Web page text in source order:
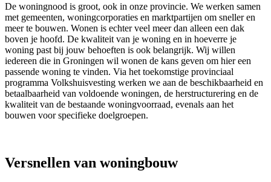
De woningnood is groot, ook in onze provincie. We werken samen
met gemeenten, woningcorporaties en marktpartijen om sneller en
meer te bouwen. Wonen is echter veel meer dan alleen een dak
boven je hoofd. De kwaliteit van je woning en in hoeverre je
woning past bij jouw behoeften is ook belangrijk. Wij willen
iedereen die in Groningen wil wonen de kans geven om hier een
passende woning te vinden. Via het toekomstige provinciaal
programma Volkshuisvesting werken we aan de beschikbaarheid en
betaalbaarheid van voldoende woningen, de herstructurering en de
kwaliteit van de bestaande woningvoorraad, evenals aan het
bouwen voor specifieke doelgroepen.
Versnellen van woningbouw